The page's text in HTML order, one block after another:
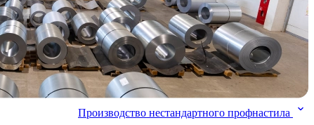
Производство нестандартного профнастила